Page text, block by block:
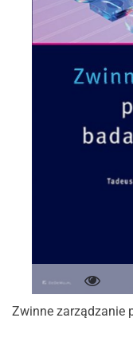
Zwinne zarządzanie